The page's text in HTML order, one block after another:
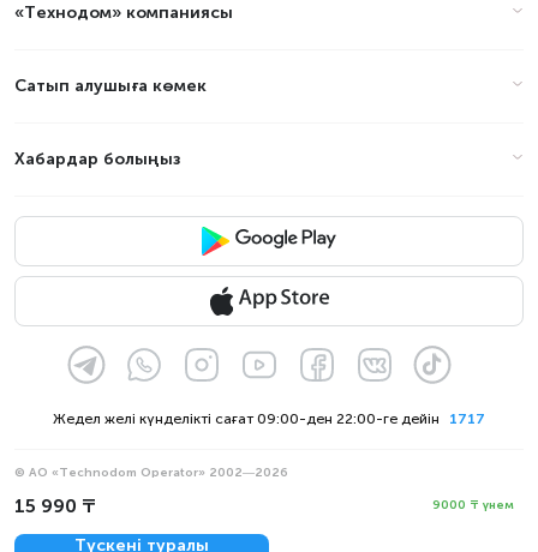
15 990 ₸ 9000 ₸ үнем
Түскені туралы
«Технодом» компаниясы
Сатып алушыға көмек
Хабардар болыңыз
1717
Жедел желі күнделікті сағат 09:00-ден 22:00-ге дейін
© АО «Technodom Operator» 2002—2026
Біз қабылдаймыз: